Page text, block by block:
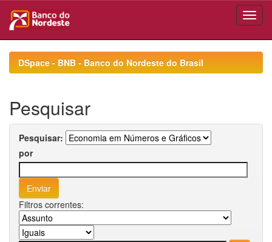
navigationDSpace - BNB - Banco do Nordeste do Brasil
Pesquisar
Pesquisar:
por
Filtros correntes: